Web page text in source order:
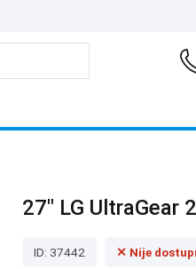
27" LG UltraGear
ID: 37442 ✕ Nije